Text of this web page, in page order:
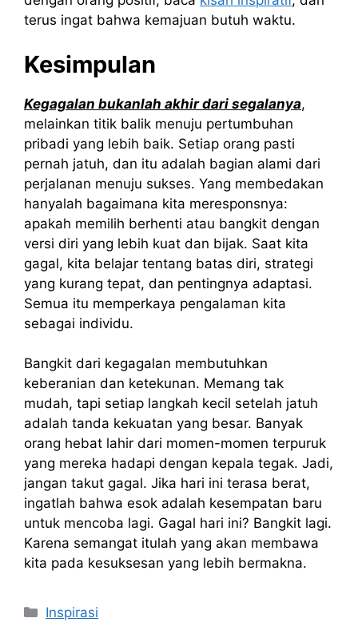
terus ingat bahwa kemajuan butuh waktu.
Kesimpulan
Kegagalan bukanlah akhir dari segalanya,
melainkan titik balik menuju pertumbuhan
pribadi yang lebih baik. Setiap orang pasti
pernah jatuh, dan itu adalah bagian alami dari
perjalanan menuju sukses. Yang membedakan
hanyalah bagaimana kita meresponsnya:
apakah memilih berhenti atau bangkit dengan
versi diri yang lebih kuat dan bijak. Saat kita
gagal, kita belajar tentang batas diri, strategi
yang kurang tepat, dan pentingnya adaptasi.
Semua itu memperkaya pengalaman kita
sebagai individu.
Bangkit dari kegagalan membutuhkan
keberanian dan ketekunan. Memang tak
mudah, tapi setiap langkah kecil setelah jatuh
adalah tanda kekuatan yang besar. Banyak
orang hebat lahir dari momen-momen terpuruk
yang mereka hadapi dengan kepala tegak. Jadi,
jangan takut gagal. Jika hari ini terasa berat,
ingatlah bahwa esok adalah kesempatan baru
untuk mencoba lagi. Gagal hari ini? Bangkit lagi.
Karena semangat itulah yang akan membawa
kita pada kesuksesan yang lebih bermakna.
Kategori
Inspirasi